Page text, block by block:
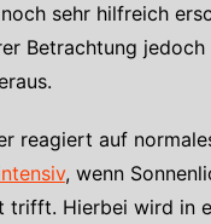
sehr hilfreich
Betrachtung
reagiert auf
, wenn
trifft. Hierbei wird in